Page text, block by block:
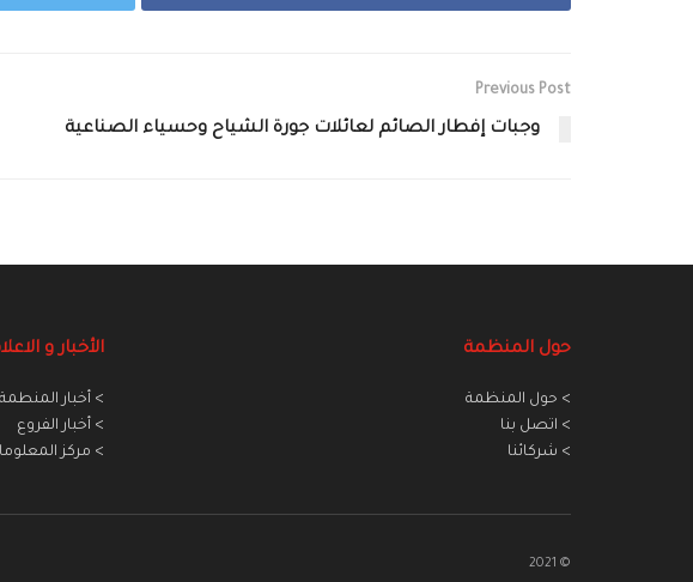
Previous Post
وجبات إفطار الصائم لعائلات جورة الشياح وحسياء الصناعية
حول المنظمة
> حول المنظمة
> اتصل بنا
> شركائنا
الأخبار و
> أخبار المنطمة
> أخبار الفروع
> مركز
© 2021